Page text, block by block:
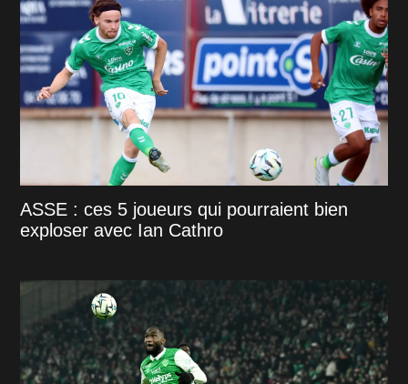
ASSE : ces 5 joueurs qui pourraient bien
exploser avec Ian Cathro